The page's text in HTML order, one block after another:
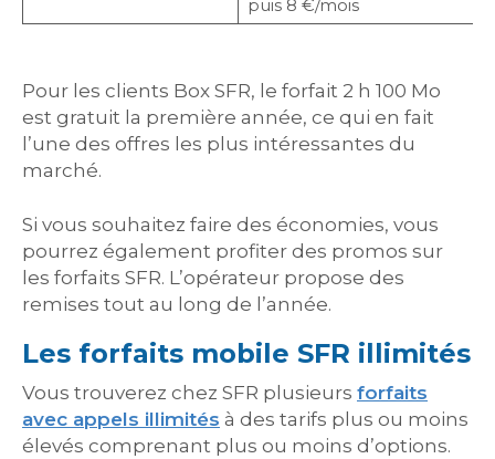
puis 8 €/mois
Pour les clients Box SFR, le forfait 2 h 100 Mo
est gratuit la première année, ce qui en fait
l’une des offres les plus intéressantes du
marché.
Si vous souhaitez faire des économies, vous
pourrez également profiter des promos sur
les forfaits SFR. L’opérateur propose des
remises tout au long de l’année.
Les forfaits mobile SFR illimités
Vous trouverez chez SFR plusieurs forfaits
avec appels illimités à des tarifs plus ou moins
élevés comprenant plus ou moins d’options.